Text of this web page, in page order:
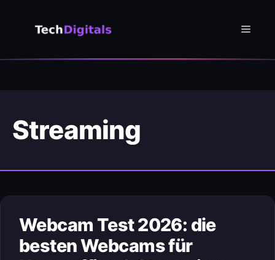
Menü
Streaming
Webcam Test 2026: die
besten Webcams für